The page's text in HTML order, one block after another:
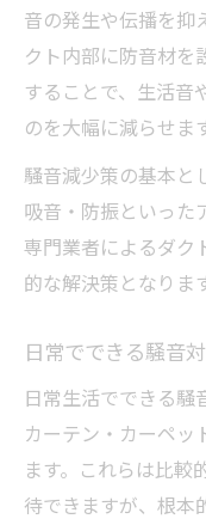
音の発生や伝播を抑
クト内部に防音材を
することで、生活音
のを大幅に減らせま
騒音減少策の基本と
吸音・防振といった
専門業者によるダク
的な解決策となりま
日常でできる騒音
日常生活でできる騒
カーテン・カーペッ
ます。これらは比較
待できますが、根本